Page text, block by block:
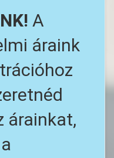
A
áraink
árainkat,